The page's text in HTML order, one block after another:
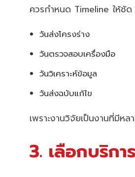
ควรกำหนด Timeline ให้ชัด
วันส่งโครงร่าง
วันตรวจสอบเครื่องมือ
วันวิเคราะห์ข้อมูล
วันส่งฉบับแก้ไข
เพราะงานวิจัยเป็นงานที่มีห
3. เลือกบริก